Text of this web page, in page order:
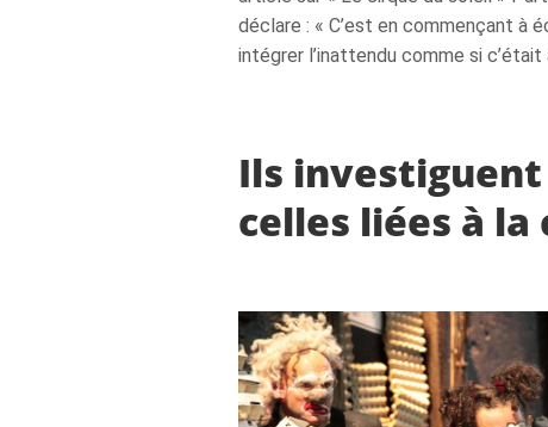
déclare : « C’est en commençant à
intégrer l’inattendu comme si c’était
Ils
celles liées à